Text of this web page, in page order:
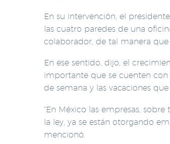
En su intervención, el
las cuatro paredes de una
colaborador, de tal manera
En ese sentido, dijo, el
importante que se cuenten
de semana y las vacaciones
“En México las empresas,
la ley, ya se están otorgando
mencionó.